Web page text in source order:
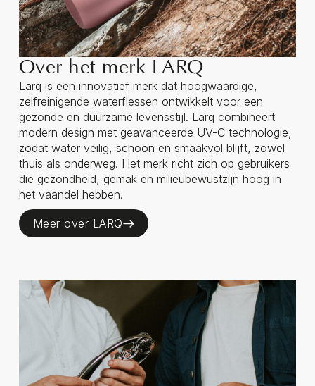
Over het merk LARQ
Larq is een innovatief merk dat hoogwaardige,
zelfreinigende waterflessen ontwikkelt voor een
gezonde en duurzame levensstijl. Larq combineert
modern design met geavanceerde UV-C technologie,
zodat water veilig, schoon en smaakvol blijft, zowel
thuis als onderweg. Het merk richt zich op gebruikers
die gezondheid, gemak en milieubewustzijn hoog in
het vaandel hebben.
Meer over LARQ